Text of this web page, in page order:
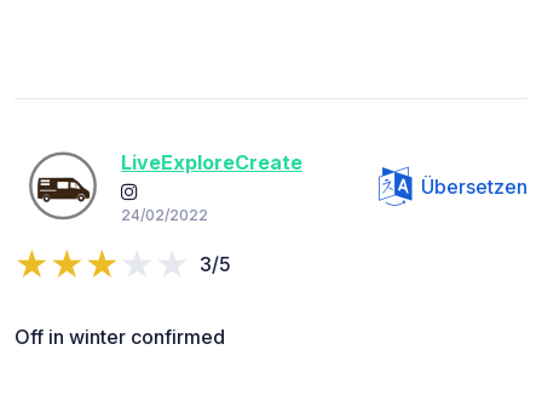
LiveExploreCreate
24/02/2022
Übersetzen
3/5
Off in winter confirmed